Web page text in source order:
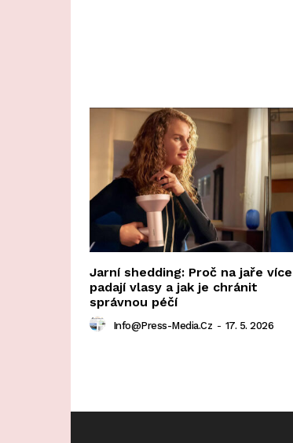
Jarní shedding: Proč na jaře více
padají vlasy a jak je chránit
správnou péčí
Info@press-Media.cz - 17. 5. 2026